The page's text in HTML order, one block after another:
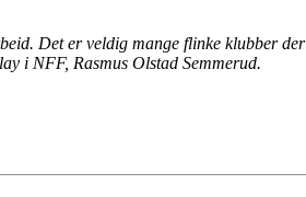
Det er veldig mange flinke klubber
i NFF, Rasmus Olstad Semmerud.